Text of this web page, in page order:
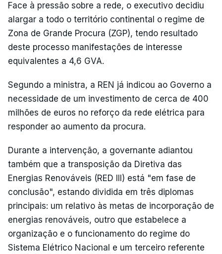
Face à pressão sobre a rede, o executivo decidiu
alargar a todo o território continental o regime de
Zona de Grande Procura (ZGP), tendo resultado
deste processo manifestações de interesse
equivalentes a 4,6 GVA.
Segundo a ministra, a REN já indicou ao Governo a
necessidade de um investimento de cerca de 400
milhões de euros no reforço da rede elétrica para
responder ao aumento da procura.
Durante a intervenção, a governante adiantou
também que a transposição da Diretiva das
Energias Renováveis (RED III) está "em fase de
conclusão", estando dividida em três diplomas
principais: um relativo às metas de incorporação de
energias renováveis, outro que estabelece a
organização e o funcionamento do regime do
Sistema Elétrico Nacional e um terceiro referente